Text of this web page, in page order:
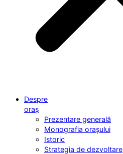
Despre
oraș
Prezentare generală
Monografia orașului
Istoric
Strategia de dezvoltare